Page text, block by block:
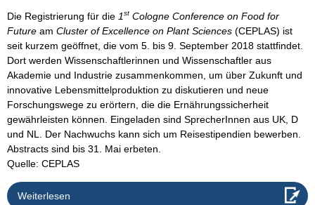
Die Registrierung für die 1st Cologne Conference on Food for
Future am Cluster of Excellence on Plant Sciences (CEPLAS) ist
seit kurzem geöffnet, die vom 5. bis 9. September 2018 stattfindet.
Dort werden Wissenschaftlerinnen und Wissenschaftler aus
Akademie und Industrie zusammenkommen, um über Zukunft und
innovative Lebensmittelproduktion zu diskutieren und neue
Forschungswege zu erörtern, die die Ernährungssicherheit
gewährleisten können. Eingeladen sind SprecherInnen aus UK, D
und NL. Der Nachwuchs kann sich um Reisestipendien bewerben.
Abstracts sind bis 31. Mai erbeten.
Quelle: CEPLAS
Weiterlesen